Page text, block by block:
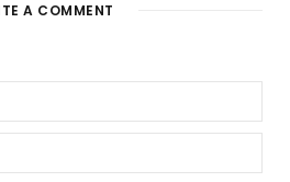
A COMMENT